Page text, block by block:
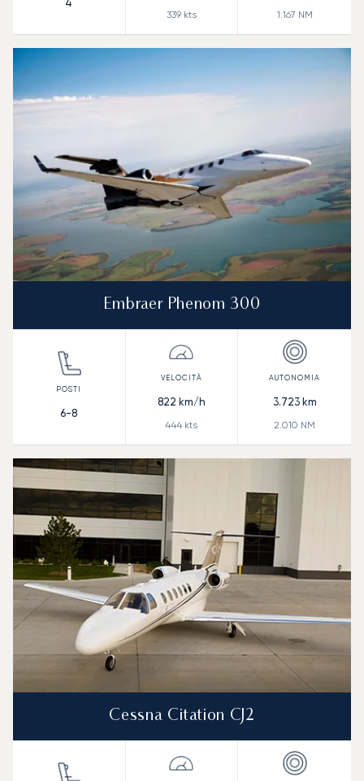
4
339kts 1.167 NM
Embraer Phenom 300
6-8
822 km/h
444 kts
3.723km
2.010 NM
Cessna Citation CJ2